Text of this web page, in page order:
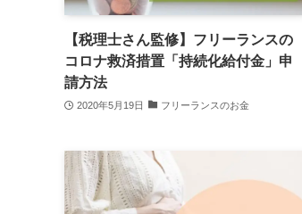
【税理士さん監修】フリーランスの
コロナ救済措置「持続化給付金」申
請方法
2020年5月19日 フリーランスのお金